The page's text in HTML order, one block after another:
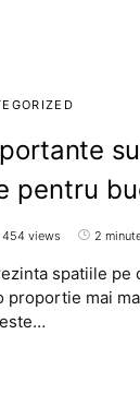
pentru
454 views 2
spatiile pe
proportie mai